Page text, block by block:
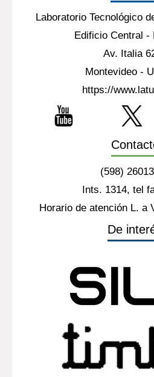
Por página: 25
Laboratorio Tecnológico
Edificio Central -
Av. Italia
Montevideo -
https://
Ints. 1314, tel
De